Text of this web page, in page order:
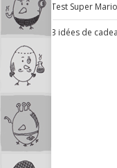
Test Super
3 idées de